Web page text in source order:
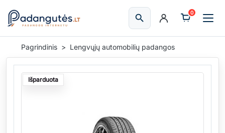
searchIeškoti
0
Pagrindinis Lengvųjų automobilių padangos
Išparduota